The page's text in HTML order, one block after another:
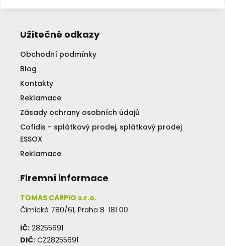
Užitečné odkazy
Obchodní podmínky
Blog
Kontakty
Reklamace
Zásady ochrany osobních údajů
Cofidis - splátkový prodej, splátkový prodej
ESSOX
Reklamace
Firemní informace
TOMAS CARPIO s.r.o.
Čimická 780/61, Praha 8 181 00
IČ: 28255691
DIČ: CZ28255691